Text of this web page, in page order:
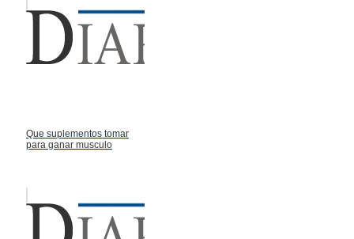
Que suplementos tomar
para ganar musculo